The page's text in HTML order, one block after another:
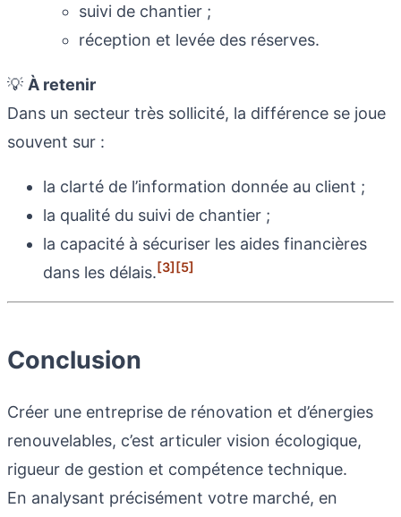
suivi de chantier ;
réception et levée des réserves.
💡 À retenir
Dans un secteur très sollicité, la différence se joue
souvent sur :
la clarté de l’information donnée au client ;
la qualité du suivi de chantier ;
la capacité à sécuriser les aides financières
dans les délais.[3][5]
Conclusion
Créer une entreprise de rénovation et d’énergies
renouvelables, c’est articuler vision écologique,
rigueur de gestion et compétence technique.
En analysant précisément votre marché, en